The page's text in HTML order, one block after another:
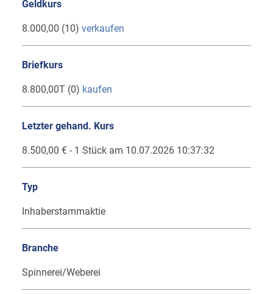
Geldkurs
8.000,00 (10) verkaufen
Briefkurs
8.800,00T (0) kaufen
Letzter gehand. Kurs
8.500,00 € - 1 Stück am 10.07.2026 10:37:32
Typ
Inhaberstammaktie
Branche
Spinnerei/Weberei